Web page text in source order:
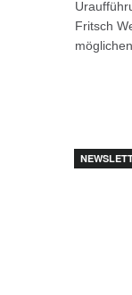
Fritsch